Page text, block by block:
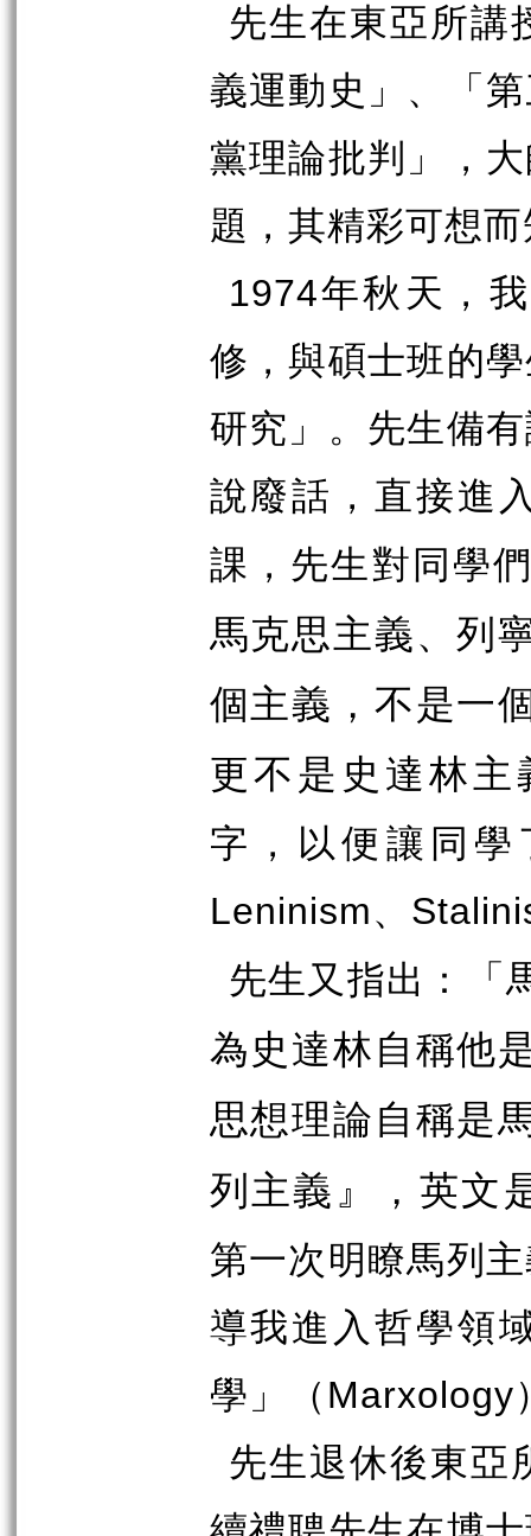
先生在東亞所講
義運動史」、「
黨理論批判」，
題，其精彩可想
1974年秋天，
修，與碩士班的
研究」。先生備
說廢話，直接進
課，先生對同學
馬克思主義、列
個主義，不是一
更不是史達林主
字，以便讓同學
Leninism、
先生又指出：
為史達林自稱他
思想理論自稱是
列主義』，英文
第一次明瞭馬列
導我進入哲學領
學」（Marxology
先生退休後東亞